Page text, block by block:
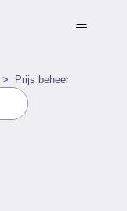
Prijs beheer